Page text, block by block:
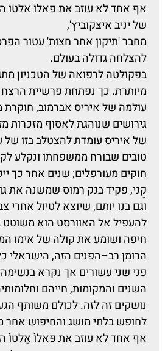
אף אחד לא עוזב את פּאלוֹ אלטוֹ
של יניב איצקוביץ',
מחבר 'תיקון אחר חצות' עטור
להצלחה גדולה בעולם.
בפקולטה לרפואה של הטכניון
מיותרת. כך נפתחת פרשיית
עולמה של איריס אברמוב,
גירושים שנוהגת לאסוף מזכרות
של איריס עומדת להצטלב בזו של
טובים שבורח ממשפחתו ונקלע
חוקים מעורפלים; שנים אחר כך
קֶני, פקיד בנק רמוס שמשנה את
וגם בנו יותם, שיוצא לטיול אחרי
להעפיל אל האוורסט הוא
חיפה ושומע את קולה של אימו
הרומן רב–הפנים הזה, הישראלי
פני שני עשורים אך נקרא
השנים והמקומות, חייהם
נושקים זה לזה. לכולם משותף
לחופש בלתי מושג והחיפוש אחר
אף אחד לא עוזב את פּאלוֹ אַלטוֹ